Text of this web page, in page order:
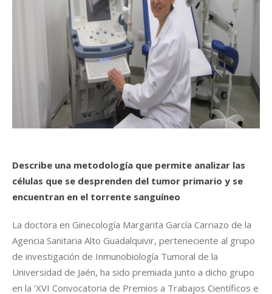
Describe una metodología que permite analizar las
células que se desprenden del tumor primario y se
encuentran en el torrente sanguíneo
La doctora en Ginecología Margarita García Carriazo de la
Agencia Sanitaria Alto Guadalquivir, perteneciente al grupo
de investigación de Inmunobiología Tumoral de la
Universidad de Jaén, ha sido premiada junto a dicho grupo
en la ‘XVI Convocatoria de Premios a Trabajos Científicos e